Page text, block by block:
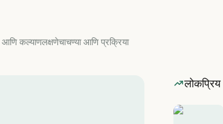
आणि कल्याणलक्षणेचाचण्या आणि प्रक्रिया
लोकप्रिय